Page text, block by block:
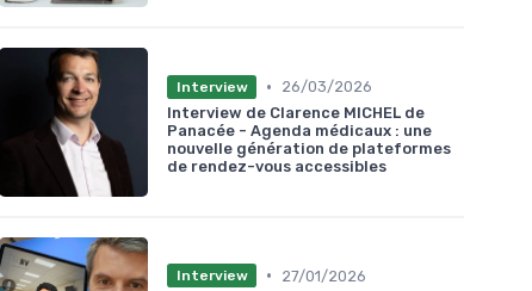
Interview •
26/03/2026
Interview de Clarence MICHEL de
Panacée - Agenda médicaux : une
nouvelle génération de plateformes
de rendez-vous accessibles
Interview •
27/01/2026